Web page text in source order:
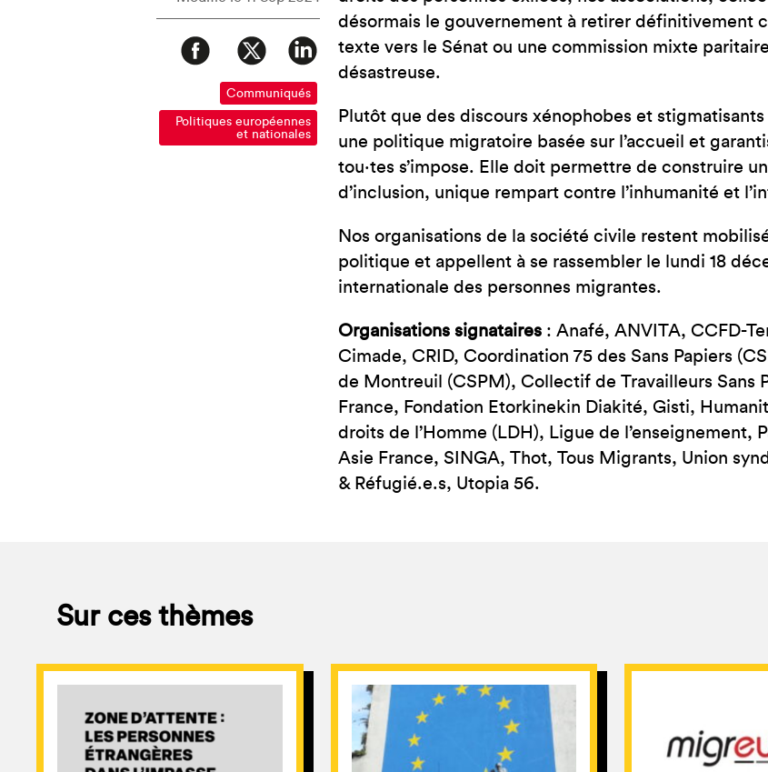
JE SUIS
Communiqués
Politiques européennes
et nationales
désormais le gouvernement à retirer définitivement
texte vers le Sénat ou une commission mixte
désastreuse.
Plutôt que des discours xénophobes et stigmatisants
une politique migratoire basée sur l’accueil et
tou·tes s’impose. Elle doit permettre de construire
d’inclusion, unique rempart contre l’inhumanité et
Nos organisations de la société civile restent
politique et appellent à se rassembler le lundi 18
internationale des personnes migrantes.
Organisations signataires : Anafé, ANVITA, CCFD-
Cimade, CRID, Coordination 75 des Sans Papiers
de Montreuil (CSPM), Collectif de Travailleurs Sans
France, Fondation Etorkinekin Diakité, Gisti,
droits de l’Homme (LDH), Ligue de l’enseignement,
Asie France, SINGA, Thot, Tous Migrants, Union
& Réfugié.e.s, Utopia 56.
Sur ces thèmes